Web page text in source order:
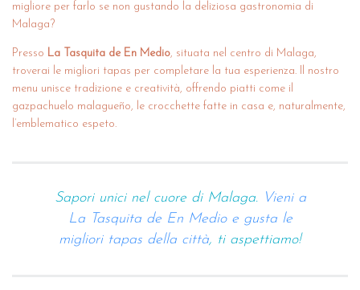
migliore per farlo se non gustando la deliziosa gastronomia di
Malaga?
Presso La Tasquita de En Medio, situata nel centro di Malaga,
troverai le migliori tapas per completare la tua esperienza. Il nostro
menu unisce tradizione e creatività, offrendo piatti come il
gazpachuelo malagueño, le crocchette fatte in casa e, naturalmente,
l’emblematico espeto.
Sapori unici nel cuore di Malaga. Vieni a
La Tasquita de En Medio e gusta le
migliori tapas della città, ti aspettiamo!